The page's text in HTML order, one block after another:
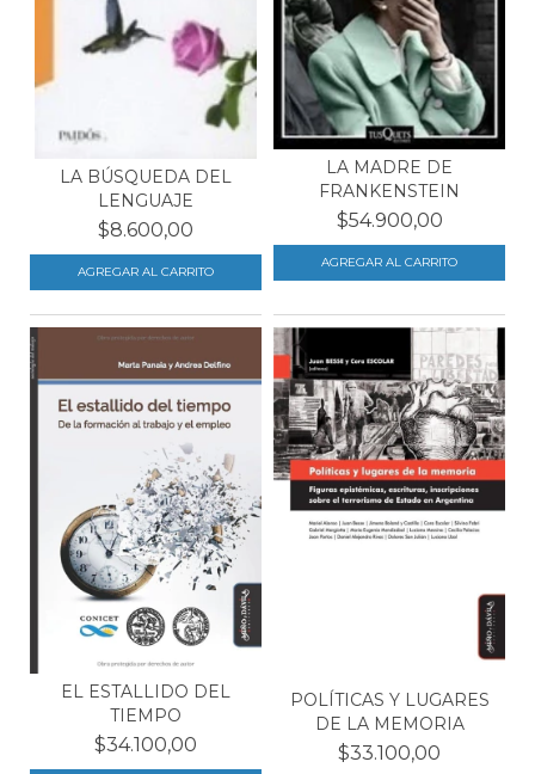
LA BÚSQUEDA DEL
LENGUAJE
$8.600,00
LA MADRE DE
FRANKENSTEIN
$54.900,00
EL ESTALLIDO DEL
TIEMPO
$34.100,00
POLÍTICAS Y LUGARES
DE LA MEMORIA
$33.100,00